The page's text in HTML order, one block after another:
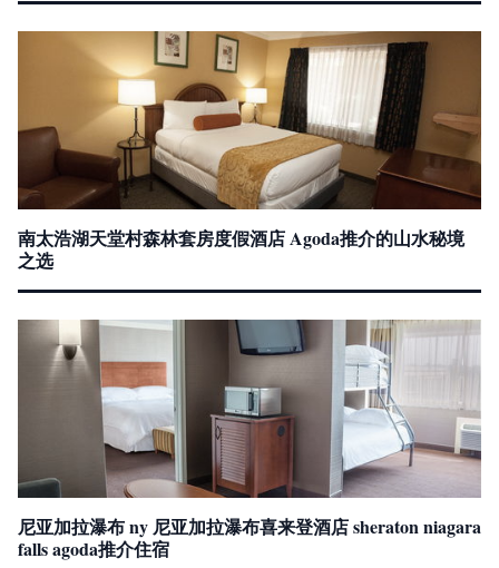
南太浩湖天堂村森林套房度假酒店 Agoda推介的山水秘境
之选
尼亚加拉瀑布 ny 尼亚加拉瀑布喜来登酒店 sheraton niagara
falls agoda推介住宿